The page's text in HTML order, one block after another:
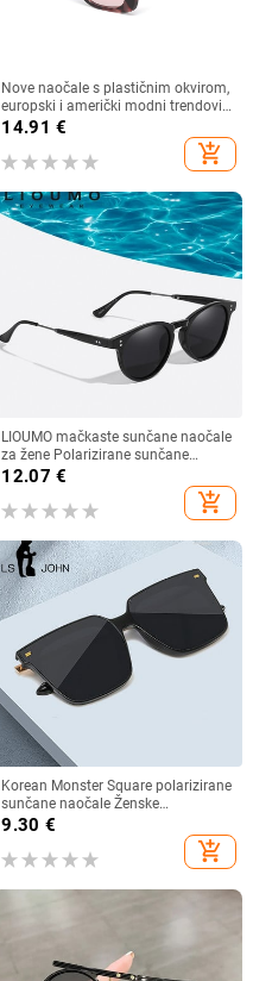
Nove naočale s plastičnim okvirom,
europski i američki modni trendovi
s velikim okvirom, sunčane naočale
14.91 €
add_shopping_cart
LIOUMO mačkaste sunčane naočale
za žene Polarizirane sunčane
naočale za muškarce Anti-Glare
Vintage naočale Trendy Shade
Brown Lens zonnebril dames
12.07 €
add_shopping_cart
Korean Monster Square polarizirane
sunčane naočale Ženske
visokokvalitetne nježne luksuzne
sunčane naočale Muške prevelike
nijanse UV400 naočale
9.30 €
add_shopping_cart